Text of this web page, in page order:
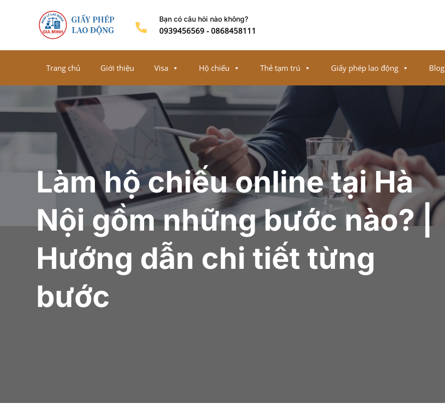
nội
Bạn có câu hỏi nào không?
0939456569-0868458111
Trang chủ Giới thiệu Visa Hộ chiếu Thẻ tạm trú Giấy phép lao động Blog
Làm hộ chiếu online tại Hà
Nội gồm những bước nào? |
Hướng dẫn chi tiết từng
bước